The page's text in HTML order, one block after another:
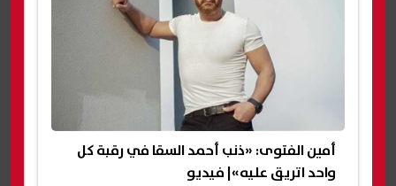
أمين الفتوى: «ذنب أحمد السقا في رقبة كل
واحد اتريق عليه»| فيديو